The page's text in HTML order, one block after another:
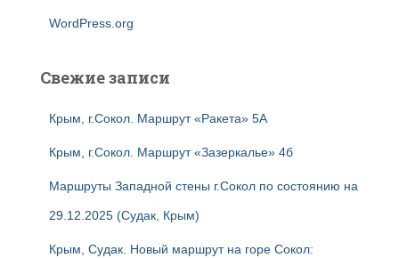
WordPress.org
Свежие записи
Крым, г.Сокол. Маршрут «Ракета» 5А
Крым, г.Сокол. Маршрут «Зазеркалье» 4б
Маршруты Западной стены г.Сокол по состоянию на
29.12.2025 (Судак, Крым)
Крым, Судак. Новый маршрут на горе Сокол: